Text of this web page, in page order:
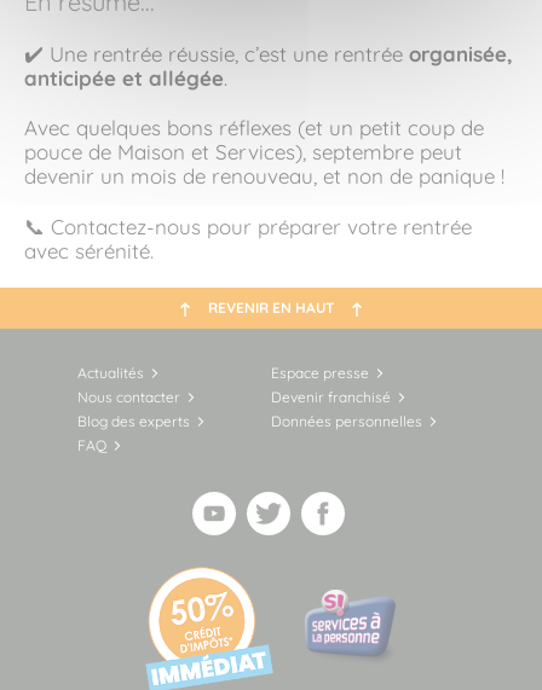
✔️ Une rentrée réussie, c’est une rentrée organisée,
anticipée et allégée.
Avec quelques bons réflexes (et un petit coup de
pouce de Maison et Services), septembre peut
devenir un mois de renouveau, et non de panique !
📞 Contactez-nous pour préparer votre rentrée
avec sérénité.
REVENIR EN HAUT
Actualités
Espace presse
Nous contacter
Devenir franchisé
Blog des experts
Données personnelles
FAQ